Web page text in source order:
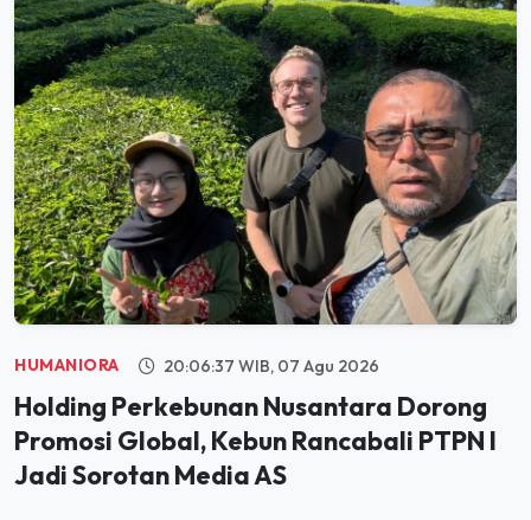
HUMANIORA 20:06:37 WIB, 07 Agu 2026
Holding Perkebunan Nusantara Dorong
Promosi Global, Kebun Rancabali PTPN I
Jadi Sorotan Media AS